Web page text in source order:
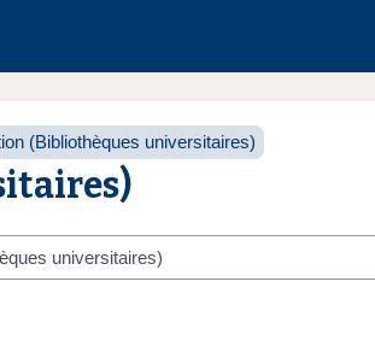
(Bibliothèques universitaires)